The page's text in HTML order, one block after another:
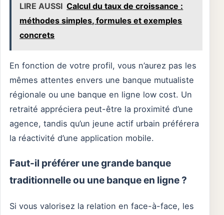
LIRE AUSSI Calcul du taux de croissance :
méthodes simples, formules et exemples
concrets
En fonction de votre profil, vous n’aurez pas les
mêmes attentes envers une banque mutualiste
régionale ou une banque en ligne low cost. Un
retraité appréciera peut-être la proximité d’une
agence, tandis qu’un jeune actif urbain préférera
la réactivité d’une application mobile.
Faut-il préférer une grande banque
traditionnelle ou une banque en ligne ?
Si vous valorisez la relation en face-à-face, les